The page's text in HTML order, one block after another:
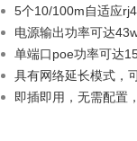
5个10/100m自适应
电源输出功率可达
单端口poe功率可达
具有网络延长模式，
即插即用，无需配置